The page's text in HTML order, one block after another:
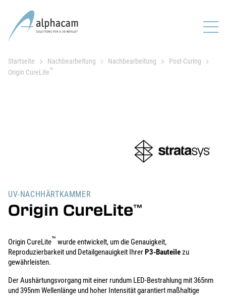
Startseite Nachbearbeitung Nachbearbeitung
Post-Curing
Origin CureLite™
UV-NACHHÄRTKAMMER
Origin CureLite™
Origin CureLite™ wurde entwickelt, um die Genauigkeit,
Reproduzierbarkeit und Detailgenauigkeit IhrerP3-Bauteilezu
gewährleisten.
Der Aushärtungsvorgang mit einer rundum LED-Bestrahlung mit 365nm
und 395nm Wellenlänge und hoher Intensität garantiert maßhaltige